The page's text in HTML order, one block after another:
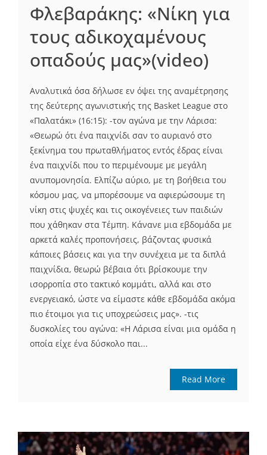
Φλεβαράκης: «Νίκη για
τους αδικοχαμένους
οπαδούς μας»(video)
Αναλυτικά όσα δήλωσε εν όψει της αναμέτρησης
της δεύτερης αγωνιστικής της Basket League στο
«Παλατάκι» (16:15): -τον αγώνα με την Λάρισα:
«Θεωρώ ότι ένα παιχνίδι σαν το αυριανό στο
ξεκίνημα του πρωταθλήματος εντός έδρας είναι
ένα παιχνίδι που το περιμένουμε με μεγάλη
ανυπομονησία. Ελπίζω αύριο, με τη βοήθεια του
κόσμου μας, να μπορέσουμε να αφιερώσουμε τη
νίκη στις ψυχές και τις οικογένειες των παιδιών
που χάθηκαν στα Τέμπη. Κάνανε μια εβδομάδα με
αρκετά καλές προπονήσεις, βάζοντας φυσικά
κάποιες βάσεις και για την συνέχεια με τα διπλά
παιχνίδια, θεωρώ βέβαια ότι βρίσκουμε την
ισορροπία στο τακτικό κομμάτι, αλλά και στο
ενεργειακό, ώστε να είμαστε κάθε εβδομάδα ακόμα
πιο έτοιμοι για τις υποχρεώσεις μας». -τις
δυσκολίες του αγώνα: «Η Λάρισα είναι μια ομάδα η
οποία είχε ένα δύσκολο παι...
Read More